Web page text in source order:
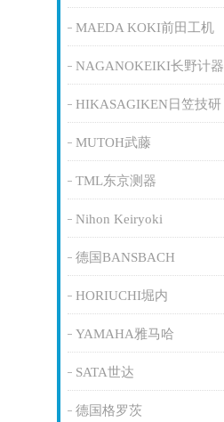
MAEDA KOKI前田工机
NAGANOKEIKI长野计器
HIKASAGIKEN日笠技研
MUTOH武藤
TML东京测器
Nihon Keiryoki
德国BANSBACH
HORIUCHI堀内
YAMAHA雅马哈
SATA世达
德国格罗茨